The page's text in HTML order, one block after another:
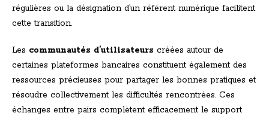
régulières ou la désignation d’un référent numérique facilitent
cette transition.
Les communautés d’utilisateurs créées autour de
certaines plateformes bancaires constituent également des
ressources précieuses pour partager les bonnes pratiques et
résoudre collectivement les difficultés rencontrées. Ces
échanges entre pairs complètent efficacement le support